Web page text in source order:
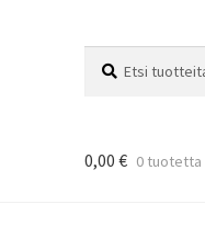
0,00 € 0 tuotetta